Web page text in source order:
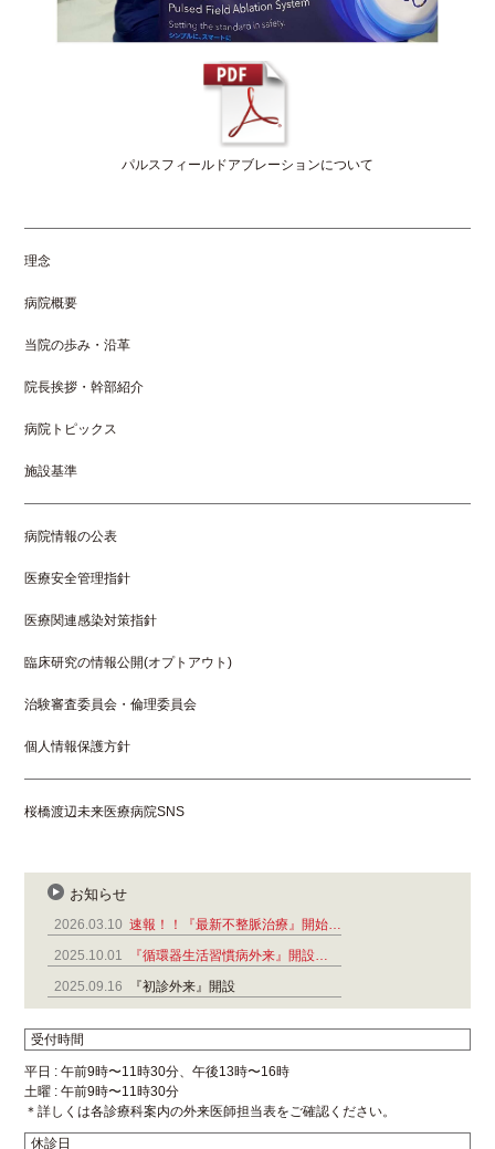
パルスフィールドアブレーションについて
理念
病院概要
当院の歩み・沿革
院長挨拶・幹部紹介
病院トピックス
施設基準
病院情報の公表
医療安全管理指針
医療関連感染対策指針
臨床研究の情報公開(オプトアウト)
治験審査委員会・倫理委員会
個人情報保護方針
桜橋渡辺未来医療病院SNS
お知らせ
2026.03.10 速報！！『最新不整脈治療』開始…
2025.10.01
『循環器生活習慣病外来』開設…
2025.09.16
『初診外来』開設
受付時間
平日 : 午前9時〜11時30分、午後13時〜16時
土曜 : 午前9時〜11時30分
＊詳しくは各診療科案内の外来医師担当表をご確認ください。
休診日